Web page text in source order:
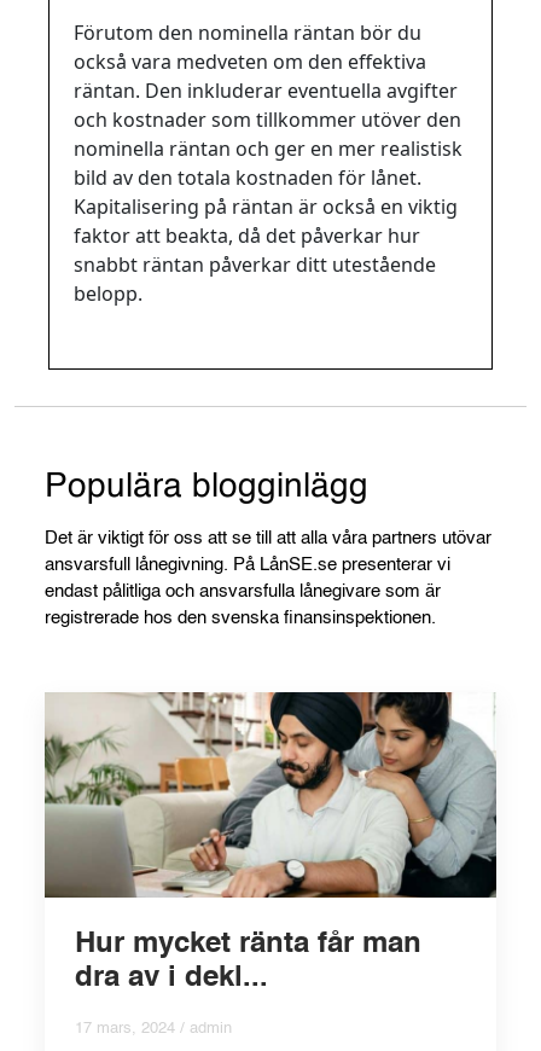
Förutom den nominella räntan bör du
också vara medveten om den effektiva
räntan. Den inkluderar eventuella avgifter
och kostnader som tillkommer utöver den
nominella räntan och ger en mer realistisk
bild av den totala kostnaden för lånet.
Kapitalisering på räntan är också en viktig
faktor att beakta, då det påverkar hur
snabbt räntan påverkar ditt utestående
belopp.
Populära blogginlägg
Det är viktigt för oss att se till att alla våra partners utövar
ansvarsfull lånegivning. På LånSE.se presenterar vi
endast pålitliga och ansvarsfulla lånegivare som är
registrerade hos den svenska finansinspektionen.
Hur mycket ränta får man
dra av i dekl...
17 mars, 2024 / admin